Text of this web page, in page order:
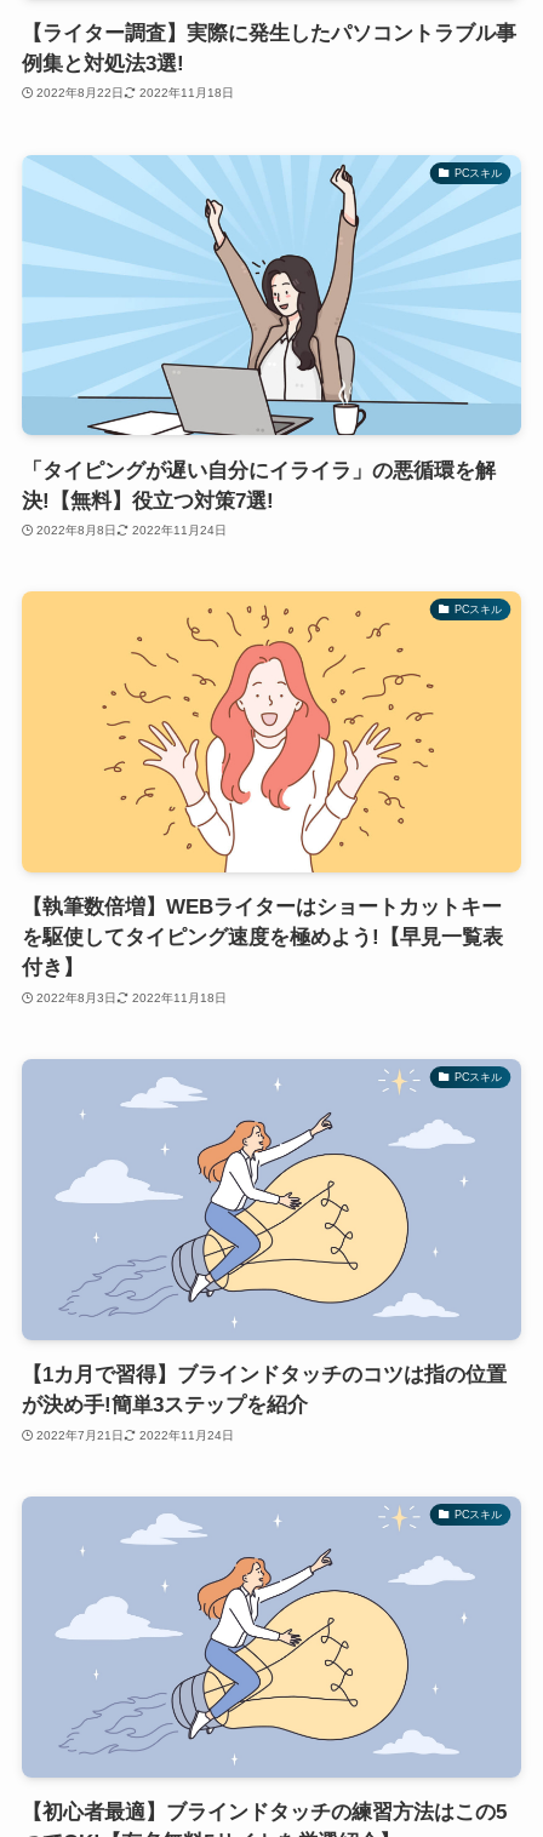
【ライター調査】実際に発生したパソコントラブル事
例集と対処法3選!
2022年8月22日 2022年11月18日
PCスキル
「タイピングが遅い自分にイライラ」の悪循環を解
決!【無料】役立つ対策7選!
2022年8月8日 2022年11月24日
PCスキル
【執筆数倍増】WEBライターはショートカットキー
を駆使してタイピング速度を極めよう!【早見一覧表
付き】
2022年8月3日 2022年11月18日
PCスキル
【1カ月で習得】ブラインドタッチのコツは指の位置
が決め手!簡単3ステップを紹介
2022年7月21日 2022年11月24日
PCスキル
【初心者最適】ブラインドタッチの練習方法はこの5